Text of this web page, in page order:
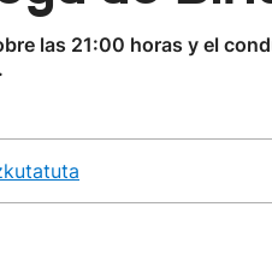
las 21:00 horas y el